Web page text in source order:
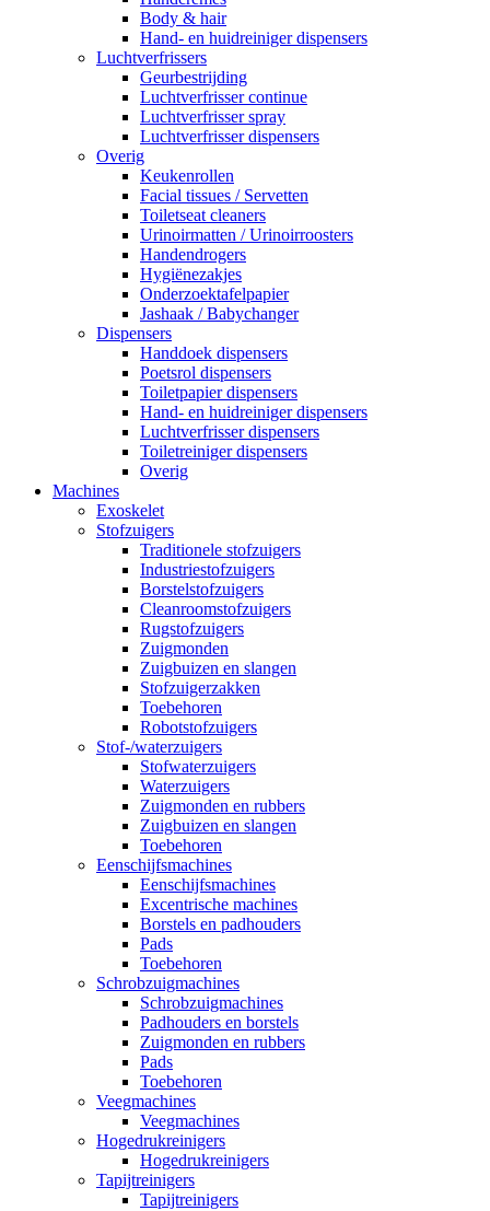
Body & hair
Hand- en huidreiniger dispensers
Luchtverfrissers
Geurbestrijding
Luchtverfrisser continue
Luchtverfrisser spray
Luchtverfrisser dispensers
Overig
Keukenrollen
Facial tissues / Servetten
Toiletseat cleaners
Urinoirmatten / Urinoirroosters
Handendrogers
Hygiënezakjes
Onderzoektafelpapier
Jashaak / Babychanger
Dispensers
Handdoek dispensers
Poetsrol dispensers
Toiletpapier dispensers
Hand- en huidreiniger dispensers
Luchtverfrisser dispensers
Toiletreiniger dispensers
Overig
Machines
Exoskelet
Stofzuigers
Traditionele stofzuigers
Industriestofzuigers
Borstelstofzuigers
Cleanroomstofzuigers
Rugstofzuigers
Zuigmonden
Zuigbuizen en slangen
Stofzuigerzakken
Toebehoren
Robotstofzuigers
Stof-/waterzuigers
Stofwaterzuigers
Waterzuigers
Zuigmonden en rubbers
Zuigbuizen en slangen
Toebehoren
Eenschijfsmachines
Eenschijfsmachines
Excentrische machines
Borstels en padhouders
Pads
Toebehoren
Schrobzuigmachines
Schrobzuigmachines
Padhouders en borstels
Zuigmonden en rubbers
Pads
Toebehoren
Veegmachines
Veegmachines
Hogedrukreinigers
Hogedrukreinigers
Tapijtreinigers
Tapijtreinigers